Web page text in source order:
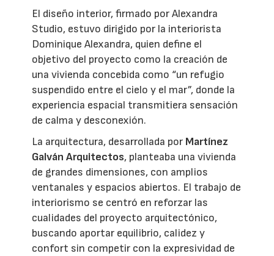
El diseño interior, firmado por Alexandra
Studio, estuvo dirigido por la interiorista
Dominique Alexandra, quien define el
objetivo del proyecto como la creación de
una vivienda concebida como “un refugio
suspendido entre el cielo y el mar”, donde la
experiencia espacial transmitiera sensación
de calma y desconexión.
La arquitectura, desarrollada por Martínez
Galván Arquitectos, planteaba una vivienda
de grandes dimensiones, con amplios
ventanales y espacios abiertos. El trabajo de
interiorismo se centró en reforzar las
cualidades del proyecto arquitectónico,
buscando aportar equilibrio, calidez y
confort sin competir con la expresividad de